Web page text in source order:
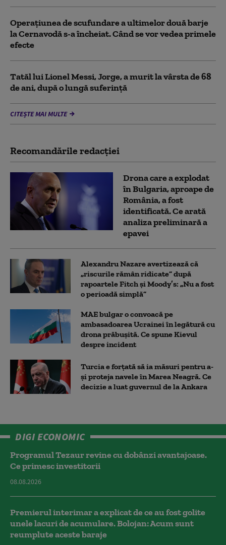
Operațiunea de scufundare a ultimelor două barje
la Cernavodă s-a încheiat. Când se vor vedea primele
efecte
Tatăl lui Lionel Messi, Jorge, a murit la vârsta de 68
de ani, după o lungă suferință
CITEȘTE MAI MULTE
Recomandările redacţiei
Drona care a explodat
în Bulgaria, aproape de
România, a fost
identificată. Ce arată
analiza preliminară a
epavei
Alexandru Nazare avertizează că
„riscurile rămân ridicate” după
rapoartele Fitch și Moody’s: „Nu a fost
o perioadă simplă”
MAE bulgar o convoacă pe
ambasadoarea Ucrainei în legătură cu
drona prăbuşită. Ce spune Kievul
despre incident
Turcia e forțată să ia măsuri pentru a-
și proteja navele în Marea Neagră. Ce
decizie a luat guvernul de la Ankara
DIGI ECONOMIC
Programul Tezaur revine cu dobânzi avantajoase.
Ce primesc investitorii
08.08.2026
Premierul interimar a explicat de ce au fost golite
unele lacuri de acumulare. Bolojan: Acum sunt
reumplute aceste baraje